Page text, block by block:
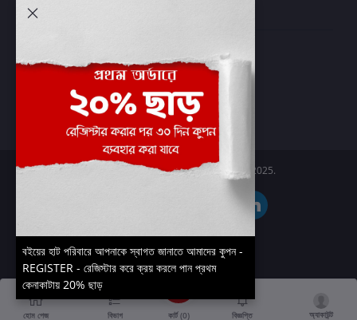
প্রবেশ করুন
অর্ডার ইতিহাস
আমার ইচ্ছাগুলি
অর্ডার ট্র্যাকিং
Boier Haat™ | © All rights reserved 2025.
হোম পেজ বিভাগ কার্ট (0) বিজ্ঞপ্তি অ্যাকাউন্ট
বইয়ের হাট পরিবারে আপনাকে স্বাগত জানাতে আমাদের কুপন -
REGISTER - রেজিস্টার করে ক্রয় করলে পান প্রথম
কেনাকাটায় 20% ছাড়